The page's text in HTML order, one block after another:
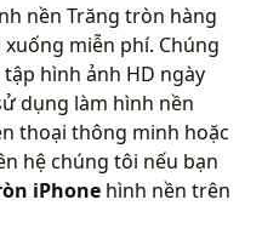
nền Trăng tròn hàng
miễn phí. Chúng
hình ảnh HD ngày
dụng làm hình nền
thoại thông minh hoặc
hệ chúng tôi nếu bạn
iPhone hình nền trên